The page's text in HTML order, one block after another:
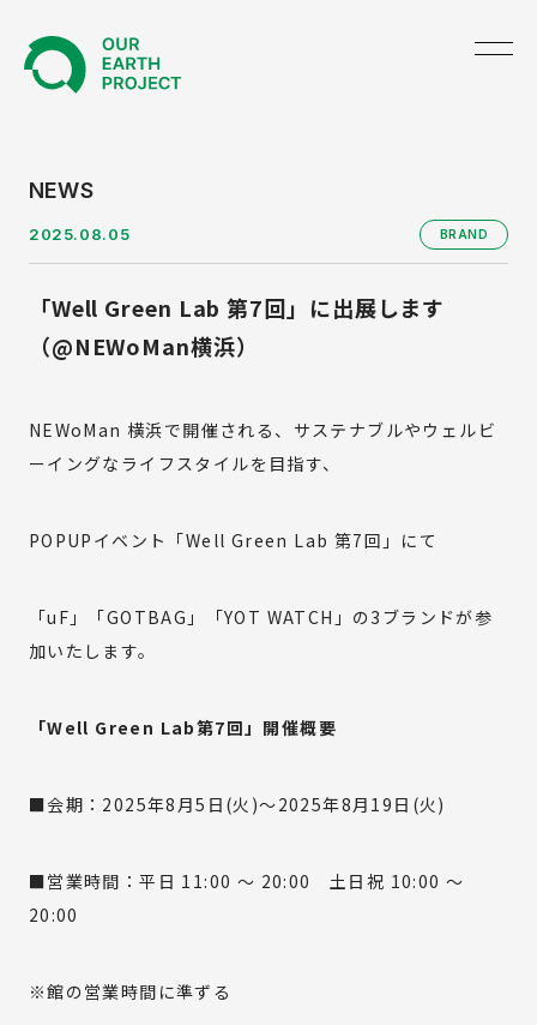
TOP
ABOUT US
NEWS
GREEN UNIFORM
COMPANY
NEWS
2025.08.05 BRAND
「Well Green Lab 第7回」に出展します
（@NEWoMan横浜）
NEWoMan 横浜で開催される、サステナブルやウェルビ
ーイングなライフスタイルを目指す、
POPUPイベント「Well Green Lab 第7回」にて
「uF」「GOTBAG」「YOT WATCH」の3ブランドが参
加いたします。
「Well Green Lab第7回」開催概要
■会期：2025年8月5日(火)～2025年8月19日(火)
■営業時間：平日 11:00 ～ 20:00 土日祝 10:00 ～
20:00
※館の営業時間に準ずる